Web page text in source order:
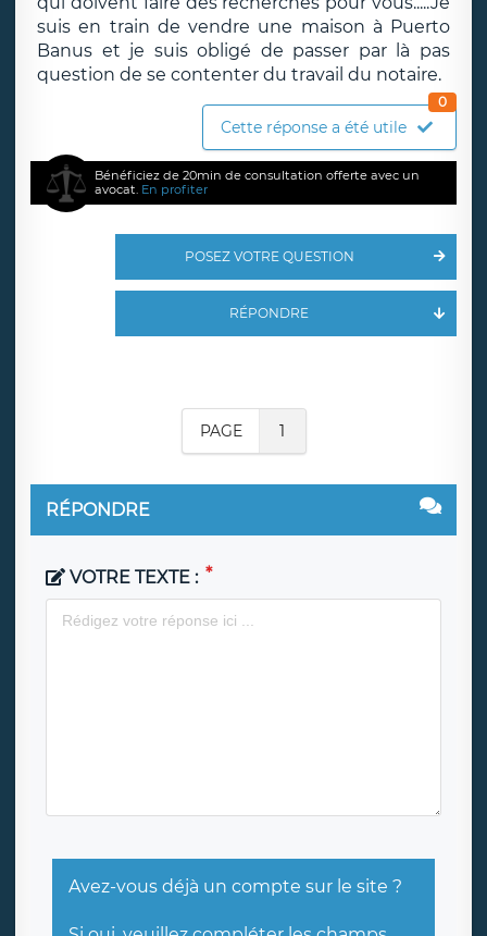
suis en train de vendre une maison à Puerto
Banus et je suis obligé de passer par là pas
question de se contenter du travail du notaire.
Cette réponse a été utile
0
Bénéficiez de 20min de consultation offerte avec un
avocat. En profiter
POSEZ VOTRE QUESTION
RÉPONDRE
PAGE 1
RÉPONDRE
VOTRE TEXTE :
Avez-vous déjà un compte sur le site ?